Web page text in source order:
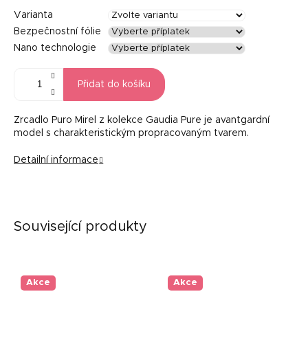
Varianta
Bezpečnostní fólie
Nano technologie
Přidat do košíku
Zrcadlo Puro Mirel z kolekce Gaudia Pure je avantgardní
model s charakteristickým propracovaným tvarem.
Detailní informace
Související produkty
Akce Akce